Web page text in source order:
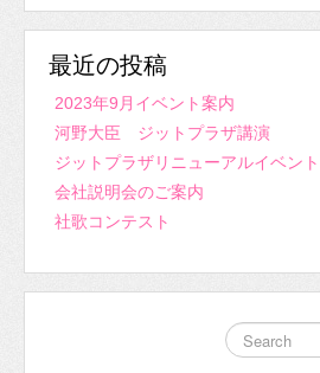
最近の投稿
2023年9月イベント案内
河野大臣 ジットプラザ講演
ジットプラザリニューアルイベント
会社説明会のご案内
社歌コンテスト